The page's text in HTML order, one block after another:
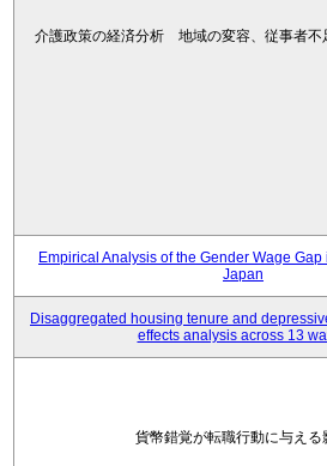
介護政策の経済分析 地域の変容、従事者不
Empirical Analysis of the Gender Wage Gap
Japan
Disaggregated housing tenure and
effects analysis across 13
貨幣錯覚が転職行動に与える